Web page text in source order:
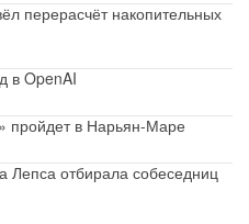
перерасчёт накопительных
в OpenAI
пройдет в Нарьян-Маре
Лепса отбирала собеседниц